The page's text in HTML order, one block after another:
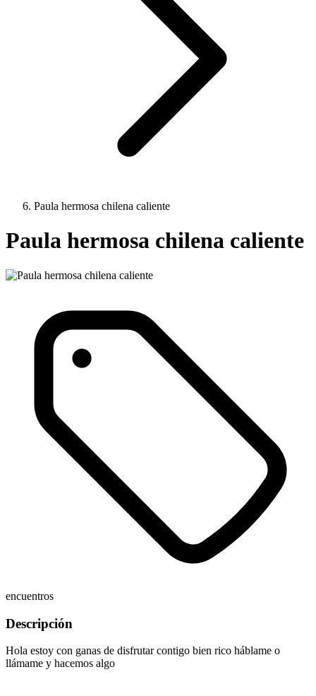
Paula hermosa chilena caliente
Paula hermosa chilena caliente
encuentros
Descripción
Hola estoy con ganas de disfrutar contigo bien rico háblame o
llámame y hacemos algo